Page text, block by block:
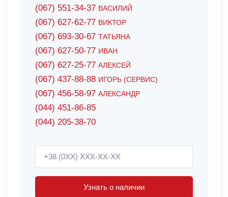
(067) 551-34-37 ВАСИЛИЙ
(067) 627-62-77 ВИКТОР
(067) 693-30-67 ТАТЬЯНА
(067) 627-50-77 ИВАН
(067) 627-25-77 АЛЕКСЕЙ
(067) 437-88-88 ИГОРЬ (СЕРВИС)
(067) 456-58-97 АЛЕКСАНДР
(044) 451-86-85
(044) 205-38-70
Узнать о наличии